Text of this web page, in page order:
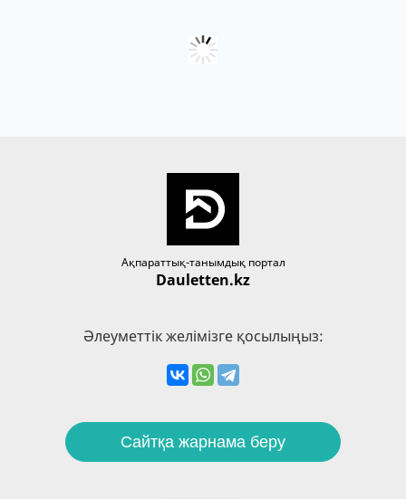
Ақпараттық-танымдық портал
Dauletten.kz
Әлеуметтік желімізге қосылыңыз:
Сайтқа жарнама беру